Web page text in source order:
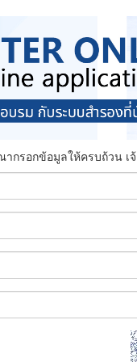
ากรอกข้อมูลให้ครบถ้วน